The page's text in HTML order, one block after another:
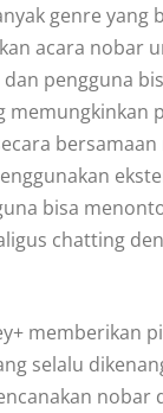
genre yang
acara nobar
pengguna
memungkinkan
bisa
chatting
memberikan
selalu
nobar